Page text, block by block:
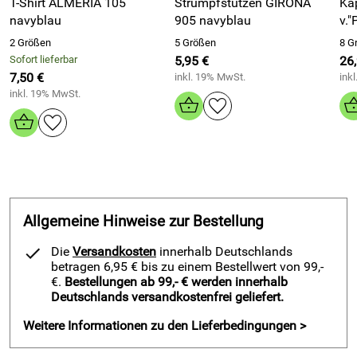
silber
Starte dein Spiel mit einem Schiedsrichterschuh der
Spitzenklasse und gewinne Stabilität bei jeder
Entscheidung auf dem Platz.
Genieße den sehr angenehmen Tragekomfort durch die
weiche, gefühlvolle Passform.
Vertraue auf die wasserdichte Konstruktion und halte den
Nutze die Außensohle aus Phylon und
Thermoplastischem Polyurethan für griffigen Vortrieb
und kontrolliertes Abbremsen.
Setze auf die vorgeformte Einlegesohle mit Ethylen-
Vinylacetat Stoßdämpfer-Gelzone und den
Thermoplastischen Polyurethan Fuß-Stützrahmen für
gelenkschonende Dämpfung.
Profitiere von multidirektionalen festen Bodenstollen für
T-Shirt ALMERIA 105
navyblau
2 Größen
Sofort lieferbar
7,50 €
inkl. 19% MwSt.
Strumpfstutzen GIRONA
905 navyblau
5 Größen
5,95 €
inkl. 19% MwSt.
8
Allgemeine Hinweise zur Bestellung
Die Versandkosten innerhalb Deutschlands
betragen 6,95 € bis zu einem Bestellwert von 99,-
€. Bestellungen ab 99,- € werden innerhalb
Deutschlands versandkostenfrei geliefert.
Weitere Informationen zu den Lieferbedingungen >